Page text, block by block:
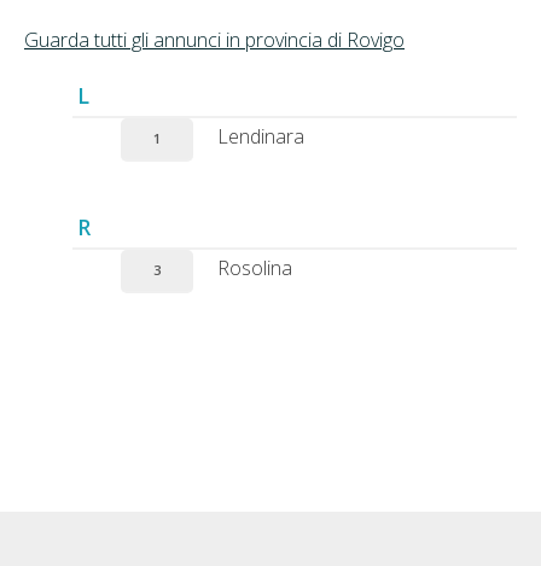
Guarda tutti gli annunci in provincia di Rovigo
L
1 Lendinara
R
3 Rosolina